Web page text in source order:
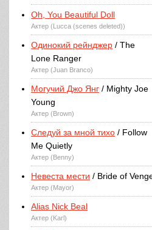
Oh, You Beautiful Doll
Актер (Lucca (scenes deleted))
Одинокий рейнджер / The
Lone Ranger
Актер (Juan Branco)
Могучий Джо Янг / Mighty Joe
Young
Актер (Brown)
Следуй за мной тихо / Follow
Me Quietly
Актер (Benny)
Невеста мести / Bride of
Актер (Mayor)
Alias Nick Beal
Актер (Karl)